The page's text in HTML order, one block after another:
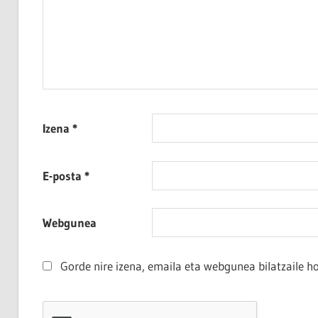
Izena *
E-posta *
Webgunea
Gorde nire izena, emaila eta webgunea bilatzaile